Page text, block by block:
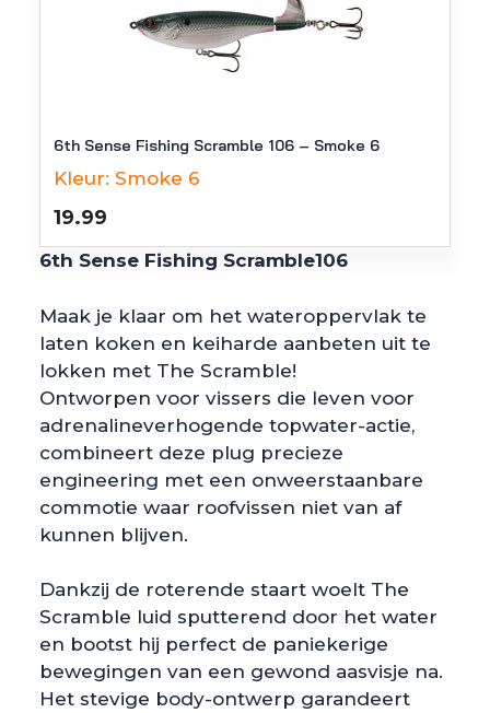
6th Sense Fishing Scramble 106 – Smoke 6
Kleur: Smoke 6
19.99
6th Sense Fishing Scramble106
Maak je klaar om het wateroppervlak te
laten koken en keiharde aanbeten uit te
lokken met The Scramble!
Ontworpen voor vissers die leven voor
adrenalineverhogende topwater-actie,
combineert deze plug precieze
engineering met een onweerstaanbare
commotie waar roofvissen niet van af
kunnen blijven.
Dankzij de roterende staart woelt The
Scramble luid sputterend door het water
en bootst hij perfect de paniekerige
bewegingen van een gewond aasvisje na.
Het stevige body-ontwerp garandeert